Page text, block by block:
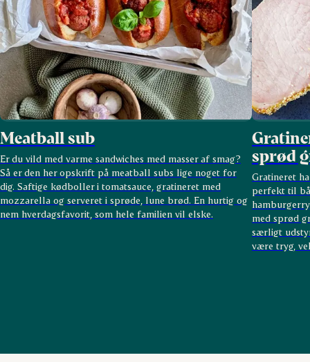
Meatball sub
Er du vild med varme sandwiches med masser af smag?
Så er den her opskrift på meatball subs lige noget for
dig. Saftige kødboller i tomatsauce, gratineret med
mozzarella og serveret i sprøde, lune brød. En hurtig og
nem hverdagsfavorit, som hele familien vil elske.
sprød
Gratineret
perfekt til
med sprød
særligt
være tryg,